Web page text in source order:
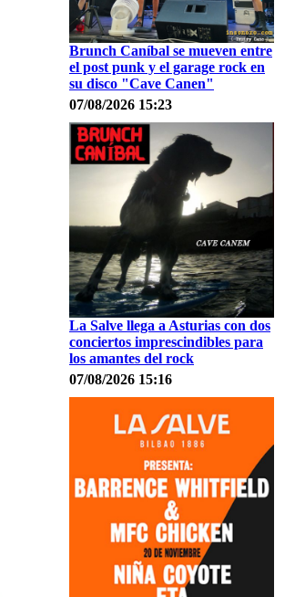
Brunch Caníbal se mueven entre
el post punk y el garage rock en
su disco "Cave Canen"
07/08/2026 15:23
La Salve llega a Asturias con dos
conciertos imprescindibles para
los amantes del rock
07/08/2026 15:16